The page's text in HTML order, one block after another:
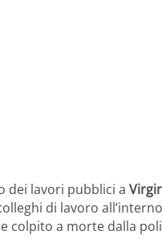
dei lavori pubblici a
di lavoro
colpito a morte dalla